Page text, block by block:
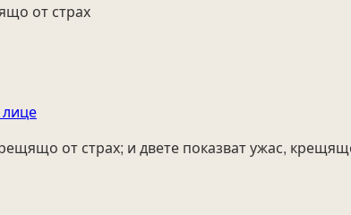
от страх
от страх; и двете показват ужас,